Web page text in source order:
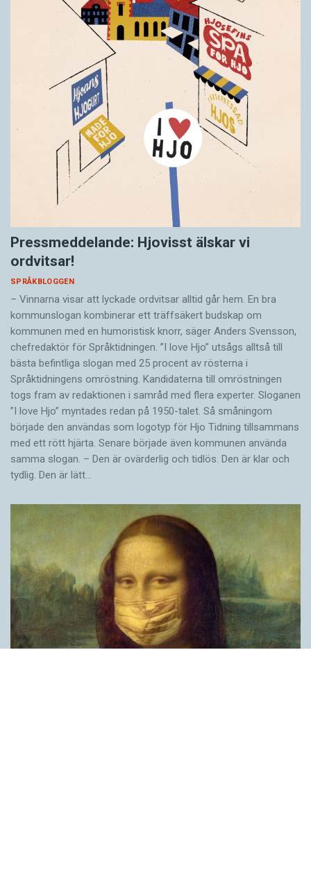
Pressmeddelande: Hjovisst älskar vi
ordvitsar!
SPRÅKBLOGGEN
– Vinnarna visar att lyckade ordvitsar alltid går hem. En bra
kommunslogan kombinerar ett träffsäkert budskap om
kommunen med en humoristisk knorr, säger Anders Svensson,
chefredaktör för Språktidningen. ”I love Hjo” utsågs alltså till
bästa befintliga slogan med 25 procent av rösterna i
Språktidningens omröstning. Kandidaterna till omröstningen
togs fram av redaktionen i samråd med flera experter. Sloganen
”I love Hjo” myntades redan på 1950-talet. Så småningom
började den användas som logotyp för Hjo Tidning tillsammans
med ett rött hjärta. Senare började även kommunen använda
samma slogan. – Den är ovärderlig och tidlös. Den är klar och
tydlig. Den är lätt…